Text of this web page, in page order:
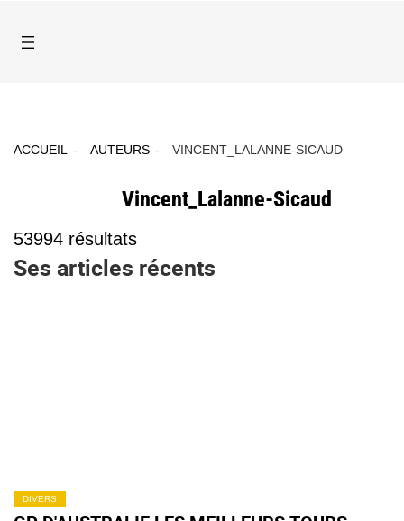
ACCUEIL AUTEURS VINCENT_LALANNE-SICAUD
Vincent_Lalanne-Sicaud
53994 résultats
Ses articles récents
DIVERS